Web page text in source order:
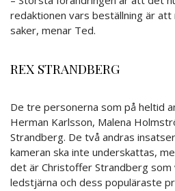
redaktionen vars beställning är
saker, menar Ted.
REX STRANDBERG
De tre personerna som på heltid
Herman Karlsson, Malena
Strandberg. De två andras
kameran ska inte underskattas,
det är Christoffer Strandberg som
ledstjärna och dess populäraste